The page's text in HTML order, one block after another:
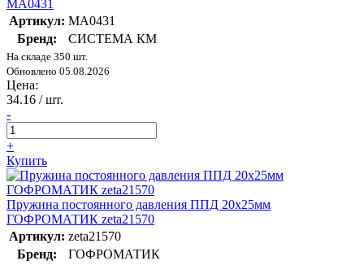
MA0431
Артикул: MA0431
Бренд:
СИСТЕМА КМ
На складе 350 шт.
Обновлено 05.08.2026
Цена:
34.16 / шт.
-
+
Купить
Пружина постоянного давления ППД 20х25мм
ГОФРОМАТИК zeta21570
Артикул: zeta21570
Бренд:
ГОФРОМАТИК